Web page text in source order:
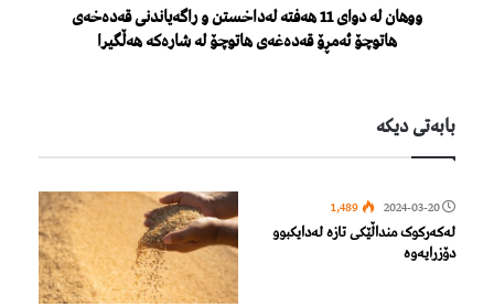
ووهان لە دوای 11 هەفتە لەداخستن و راگەیاندنی قەدەخەی
هاتوچۆ ئەمڕۆ قەدەغەی هاتوچۆ لە شارەکە هەڵگیرا
بابەتی دیكە
2024-03-20
1,489
لەکەرکوک منداڵێکی تازە لەدایکبوو
دۆزرایەوە